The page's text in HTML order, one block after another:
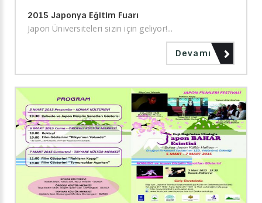
2015 Japonya Eğitim Fuarı
Japon Üniversiteleri sizin için geliyor!...
Devamı